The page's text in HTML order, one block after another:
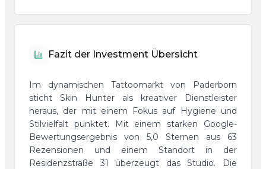
Fazit der Investment Übersicht
Im dynamischen Tattoomarkt von Paderborn
sticht Skin Hunter als kreativer Dienstleister
heraus, der mit einem Fokus auf Hygiene und
Stilvielfalt punktet. Mit einem starken Google-
Bewertungsergebnis von 5,0 Sternen aus 63
Rezensionen und einem Standort in der
Residenzstraße 31 überzeugt das Studio. Die